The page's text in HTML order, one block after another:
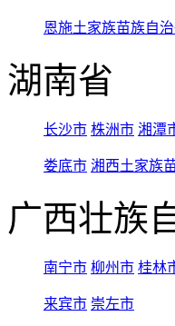
恩施土家族苗族自治
湖南省
长沙市 株洲市 湘潭
娄底市 湘西土家族
广西壮族
南宁市 柳州市 桂林
来宾市 崇左市